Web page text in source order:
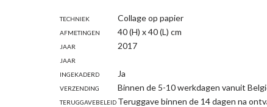
Techniek
Collage op papier
Afmetingen
40 (H) x 40 (L) cm
Jaar
2017
Jaar
Ingekaderd
Ja
Verzending
Binnen de 5-10 werkdagen vanuit
TeruggavebeleidTeruggave binnen de 14 dagen na